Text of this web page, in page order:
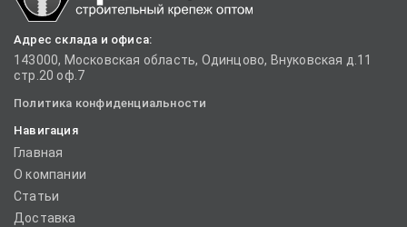
Адрес склада и офиса:
143000, Московская область, Одинцово, Внуковская д.11
стр.20 оф.7
Политика конфиденциальности
Навигация
Главная
О компании
Статьи
Доставка